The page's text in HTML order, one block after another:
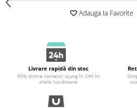
Adauga la Favorite
Livrare rapidă din stoc
95% dintre comenzi ajung în 24h în
zilele lucrătoare